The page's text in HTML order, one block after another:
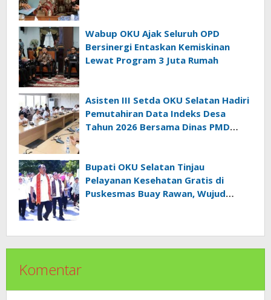
Wabup OKU Ajak Seluruh OPD
Bersinergi Entaskan Kemiskinan
Lewat Program 3 Juta Rumah
Asisten III Setda OKU Selatan Hadiri
Pemutahiran Data Indeks Desa
Tahun 2026 Bersama Dinas PMD
Bupati OKU Selatan Tinjau
Pelayanan Kesehatan Gratis di
Puskesmas Buay Rawan, Wujud
Komentar